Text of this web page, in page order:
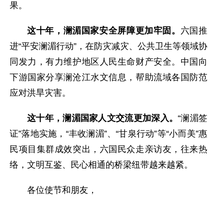
果。
这十年，澜湄国家安全屏障更加牢固。 六国推
进“平安澜湄行动”，在防灾减灾、公共卫生等领域协
同发力，有力维护地区人民生命财产安全。中国向
下游国家分享澜沧江水文信息，帮助流域各国防范
应对洪旱灾害。
这十年，澜湄国家人文交流更加深入。“澜湄签
证”落地实施，“丰收澜湄”、“甘泉行动”等“小而美”惠
民项目集群成效突出，六国民众走亲访友，往来热
络，文明互鉴、民心相通的桥梁纽带越来越紧。
各位使节和朋友，